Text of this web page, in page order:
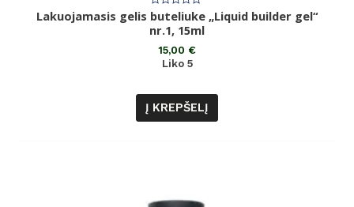
Įvertinimas:
0
iš
Lakuojamasis gelis buteliuke „Liquid builder gel“
nr.1, 15ml
15,00 €
Liko 5
Į KREPŠELĮ